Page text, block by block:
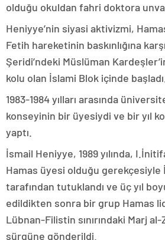
olduğu okuldan fahri doktora
Heniyye’nin siyasi aktivizmi,
Fetih hareketinin baskınlığına
Şeridi’ndeki Müslüman
kolu olan İslami Blok içinde başladı.
1983-1984 yılları arasında
konseyinin bir üyesiydi ve bir yıl
yaptı.
İsmail Heniyye, 1989 yılında,
Hamas üyesi olduğu gerekçesiyle
tarafından tutuklandı ve üç yıl
edildikten sonra bir grup Hamas
Lübnan-Filistin sınırındaki Marj
sürgüne gönderildi.